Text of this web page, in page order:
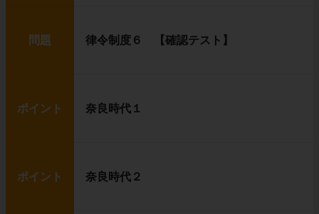
問題 律令制度６ 【確認テスト】
ポイント 奈良時代１
ポイント 奈良時代２